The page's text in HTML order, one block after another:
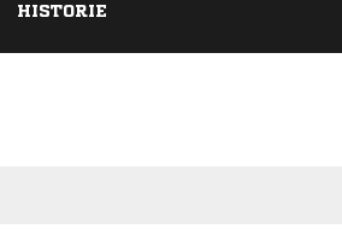
HISTORIE